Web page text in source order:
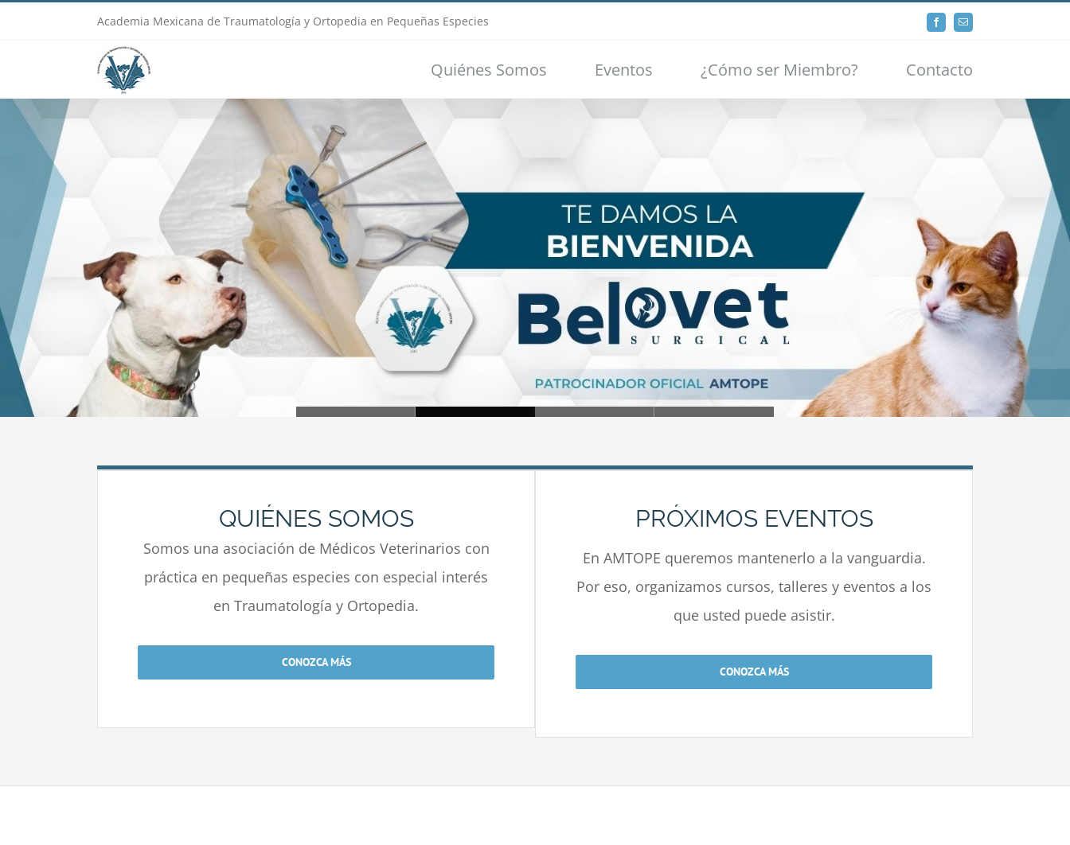
Academia Mexicana de Traumatología y Ortopedia en Pequeñas Especies FacebookEmail
Quiénes Somos Eventos ¿Cómo ser Miembro? Contacto
Loading...
QUIÉNES SOMOS
Somos una asociación de Médicos Veterinarios con
práctica en pequeñas especies con especial interés
en Traumatología y Ortopedia.
CONOZCA MÁS
PRÓXIMOS EVENTOS
En AMTOPE queremos mantenerlo a la vanguardia.
Por eso, organizamos cursos, talleres y eventos a los
que usted puede asistir.
CONOZCA MÁS